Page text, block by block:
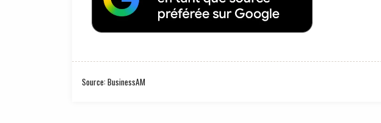
Source: BusinessAM